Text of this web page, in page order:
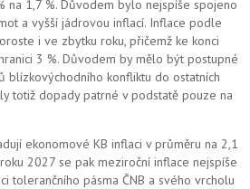
na 1,7 %. Důvodem bylo nejspíše spojeno
a vyšší jádrovou inflací. Inflace podle
i ve zbytku roku, přičemž ke konci
3 %. Důvodem by mělo být postupné
blízkovýchodního konfliktu do ostatních
totiž dopady patrné v podstatě pouze na
ekonomové KB inflaci v průměru na 2,1
2027 se pak meziroční inflace nejspíše
tolerančního pásma ČNB a svého vrcholu